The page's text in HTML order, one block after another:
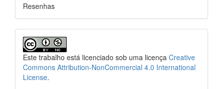
Resenhas
Este trabalho está licenciado sob uma licença Creative
Commons Attribution-NonCommercial 4.0 International
License.